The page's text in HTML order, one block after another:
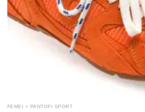
FEMEI > PANTOFI SPORT